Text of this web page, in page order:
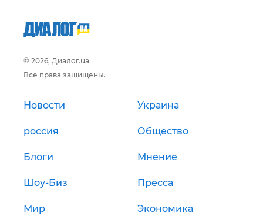
© 2026, Диалог.ua
Все права защищены.
Новости Украина
россия Общество
Блоги Мнение
Шоу-Биз Пресса
Мир Экономика